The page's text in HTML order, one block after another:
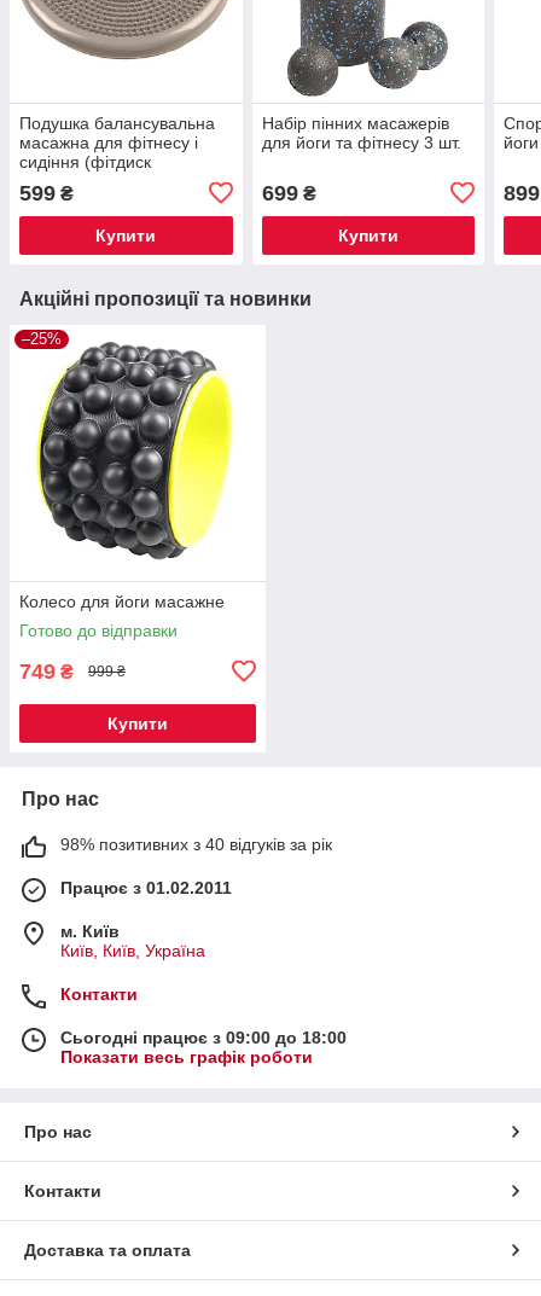
Подушка балансувальна
масажна для фітнесу і
сидіння (фітдиск
599 ₴
Купити
Набір пінних масажерів
для йоги та фітнесу 3 шт.
699₴
Купити
899
Акційні пропозиції та новинки
–25%
Колесо для йоги масажне
Готово до відправки
749 ₴ 999 ₴
Купити
Про нас
98% позитивних з 40 відгуків за рік
Працює з 01.02.2011
м. Київ
Київ, Київ, Україна
Контакти
Сьогодні працює з 09:00 до 18:00
Показати весь графік роботи
Про нас
Контакти
Доставка та оплата